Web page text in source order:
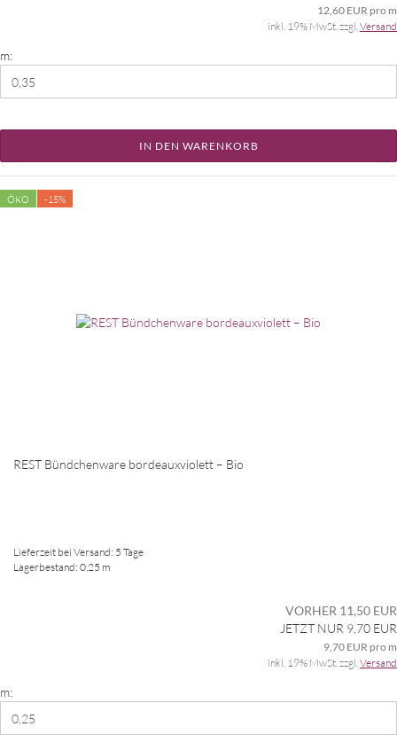
12,60 EUR pro m
inkl. 19% MwSt. zzgl.Versand
m:
IN DEN WARENKORB
ÖKO -15%
REST Bündchenware bordeauxviolett – Bio
Lieferzeit bei Versand: 5 Tage
Lagerbestand: 0,25 m
VORHER 11,50 EUR
JETZT NUR 9,70 EUR
9,70 EUR pro m
inkl. 19% MwSt. zzgl.Versand
m: